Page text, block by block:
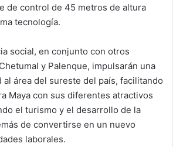
de control de 45 metros de altura
tecnología.
social, en conjunto con otros
y Palenque, impulsarán una
al área del sureste del país, facilitando
Maya con sus diferentes atractivos
el turismo y el desarrollo de la
de convertirse en un nuevo
laborales.